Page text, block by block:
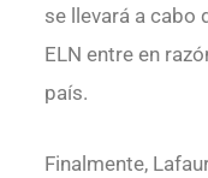
se llevará a cabo
ELN entre en
país.
Finalmente,